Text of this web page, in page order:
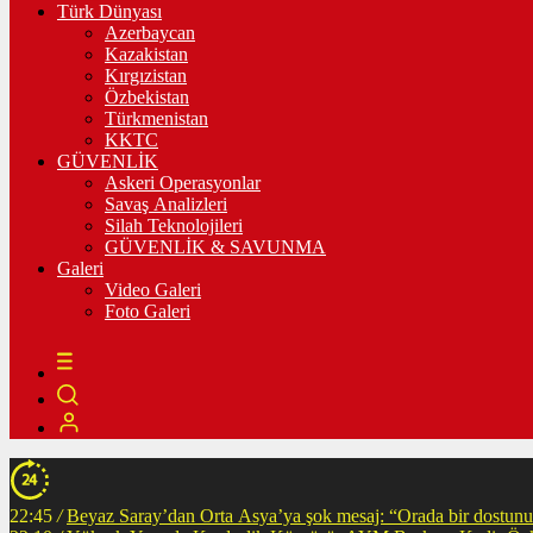
Türk Dünyası
Azerbaycan
Kazakistan
Kırgızistan
Özbekistan
Türkmenistan
KKTC
GÜVENLİK
Askeri Operasyonlar
Savaş Analizleri
Silah Teknolojileri
GÜVENLİK & SAVUNMA
Galeri
Video Galeri
Foto Galeri
22:45 / Beyaz Saray’dan Orta Asya’ya şok mesaj: “Orada bir